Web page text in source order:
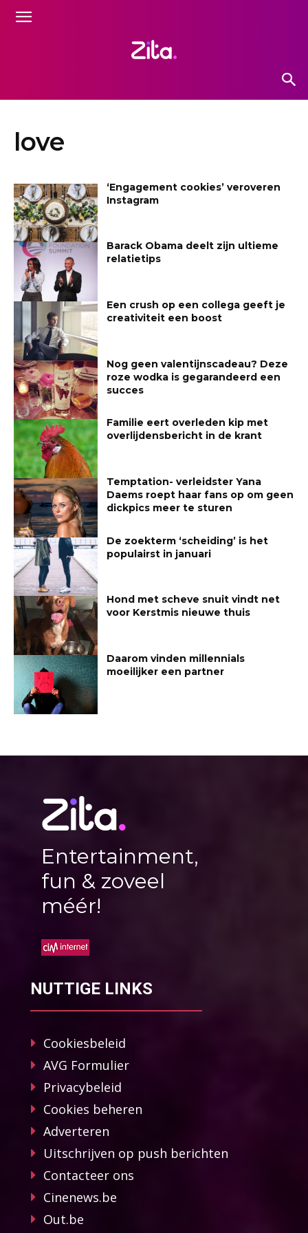
love
‘Engagement cookies’ veroveren
Instagram
Barack Obama deelt zijn ultieme
relatietips
Een crush op een collega geeft je
creativiteit een boost
Nog geen valentijnscadeau? Deze
roze wodka is gegarandeerd een
succes
Familie eert overleden kip met
overlijdensbericht in de krant
Temptation- verleidster Yana
Daems roept haar fans op om geen
dickpics meer te sturen
De zoekterm ‘scheiding’ is het
populairst in januari
Hond met scheve snuit vindt net
voor Kerstmis nieuwe thuis
Daarom vinden millennials
moeilijker een partner
Entertainment,
fun & zoveel
méér!
NUTTIGE LINKS
Cookiesbeleid
AVG Formulier
Privacybeleid
Cookies beheren
Adverteren
Uitschrijven op push berichten
Contacteer ons
Cinenews.be
Out.be